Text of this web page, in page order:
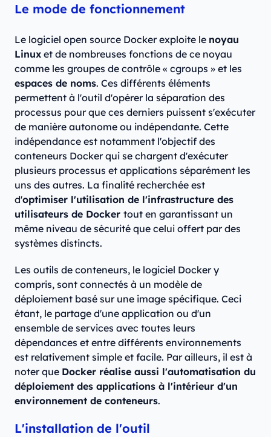
Le mode de fonctionnement
Le logiciel open source Docker exploite le noyau
Linux et de nombreuses fonctions de ce noyau
comme les groupes de contrôle « cgroups » et les
espaces de noms. Ces différents éléments
permettent à l'outil d'opérer la séparation des
processus pour que ces derniers puissent s'exécuter
de manière autonome ou indépendante. Cette
indépendance est notamment l'objectif des
conteneurs Docker qui se chargent d'exécuter
plusieurs processus et applications séparément les
uns des autres. La finalité recherchée est
d'optimiser l'utilisation de l'infrastructure des
utilisateurs de Docker tout en garantissant un
même niveau de sécurité que celui offert par des
systèmes distincts.
Les outils de conteneurs, le logiciel Docker y
compris, sont connectés à un modèle de
déploiement basé sur une image spécifique. Ceci
étant, le partage d'une application ou d'un
ensemble de services avec toutes leurs
dépendances et entre différents environnements
est relativement simple et facile. Par ailleurs, il est à
noter que Docker réalise aussi l'automatisation du
déploiement des applications à l'intérieur d'un
environnement de conteneurs.
L'installation de l'outil